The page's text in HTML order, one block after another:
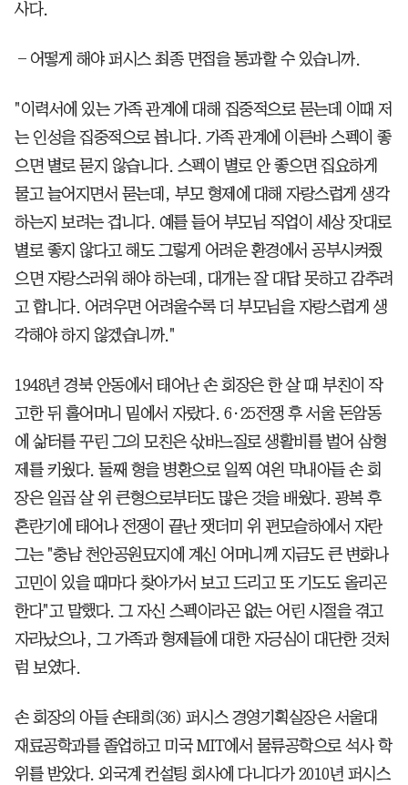
사다.
―어떻게 해야 퍼시스 최종 면접을 통과할 수 있습니까.
"이력서에 있는 가족 관계에 대해 집중적으로 묻는데 이때 저
는 인성을 집중적으로 봅니다. 가족 관계에 이른바 스펙이 좋
으면 별로 묻지 않습니다. 스펙이 별로 안 좋으면 집요하게
물고 늘어지면서 묻는데, 부모 형제에 대해 자랑스럽게 생각
하는지 보려는 겁니다. 예를 들어 부모님 직업이 세상 잣대로
별로 좋지 않다고 해도 그렇게 어려운 환경에서 공부시켜줬
으면 자랑스러워 해야 하는데, 대개는 잘 대답 못하고 감추려
고 합니다. 어려우면 어려울수록 더 부모님을 자랑스럽게 생
각해야 하지 않겠습니까."
1948년 경북 안동에서 태어난 손 회장은 한 살 때 부친이 작
고한 뒤 홀어머니 밑에서 자랐다. 6·25전쟁 후 서울 돈암동
에 삶터를 꾸린 그의 모친은 삯바느질로 생활비를 벌어 삼형
제를 키웠다. 둘째 형을 병환으로 일찍 여읜 막내아들 손 회
장은 일곱 살 위 큰형으로부터도 많은 것을 배웠다. 광복 후
혼란기에 태어나 전쟁이 끝난 잿더미 위 편모슬하에서 자란
그는 "충남 천안공원묘지에 계신 어머니께 지금도 큰 변화나
고민이 있을 때마다 찾아가서 보고 드리고 또 기도도 올리곤
한다"고 말했다. 그 자신 스펙이라곤 없는 어린 시절을 겪고
자라났으나, 그 가족과 형제들에 대한 자긍심이 대단한 것처
럼 보였다.
손 회장의 아들 손태희(36) 퍼시스 경영기획실장은 서울대
재료공학과를 졸업하고 미국 MIT에서 물류공학으로 석사 학
위를 받았다. 외국계 컨설팅 회사에 다니다가 2010년 퍼시스